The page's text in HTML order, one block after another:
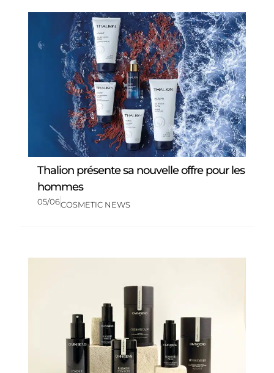
Thalion présente sa nouvelle offre pour les
hommes
05/06COSMETIC NEWS